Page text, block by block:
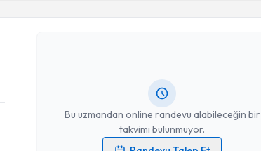
Bu uzmandan online randevu alabileceğin bir
takvimi bulunmuyor.